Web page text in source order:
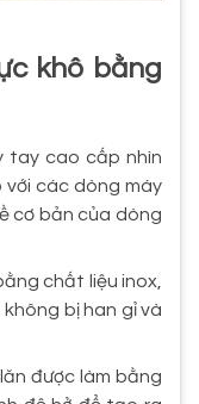
khô bằng
tay cao cấp nhìn
với các dòng máy
cơ bản của dòng
chất liệu inox,
bị han gỉ và
được làm bằng